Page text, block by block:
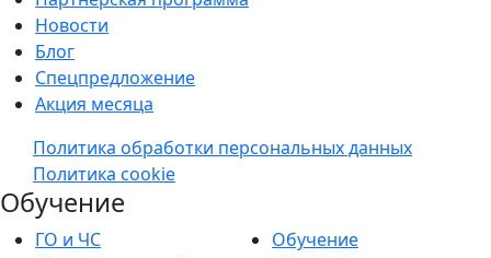
Новости
Блог
Спецпредложение
Акция месяца
Политика обработки персональных данных
Политика cookie
Обучение
ГО и ЧС
Обучение